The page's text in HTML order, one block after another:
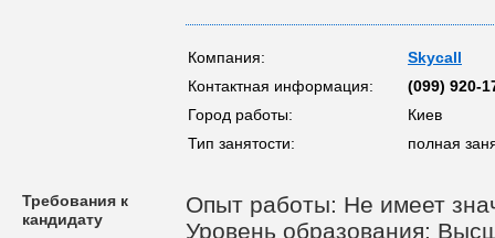
Компания:
Skycall
Контактная информация:
(099) 920-
Город работы:
Киев
Тип занятости:
полная
Требования к
кандидату
Опыт работы: Не имеет
Уровень образования: